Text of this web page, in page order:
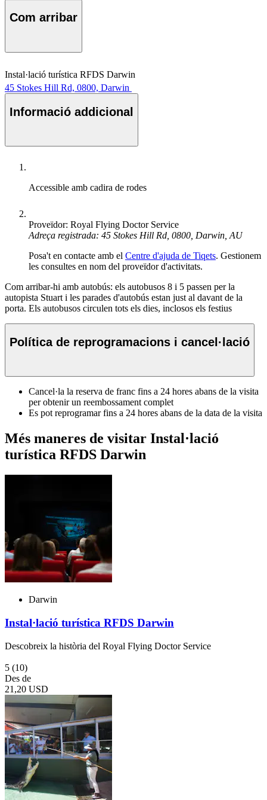
Com arribar
Instal·lació turística RFDS Darwin
45 Stokes Hill Rd, 0800, Darwin
Informació addicional
Accessible amb cadira de rodes
Proveïdor: Royal Flying Doctor Service
Adreça registrada: 45 Stokes Hill Rd, 0800, Darwin, AU
Posa't en contacte amb el Centre d'ajuda de Tiqets. Gestionem
les consultes en nom del proveïdor d'activitats.
Com arribar-hi amb autobús: els autobusos 8 i 5 passen per la
autopista Stuart i les parades d'autobús estan just al davant de la
porta. Els autobusos circulen tots els dies, inclosos els festius
Política de reprogramacions i cancel·lació
Cancel·la la reserva de franc fins a 24 hores abans de la visita
per obtenir un reembossament complet
Es pot reprogramar fins a 24 hores abans de la data de la visita
Més maneres de visitar Instal·lació
turística RFDS Darwin
Darwin
Instal·lació turística RFDS Darwin
Descobreix la història del Royal Flying Doctor Service
5 (10)
Des de
21,20 USD